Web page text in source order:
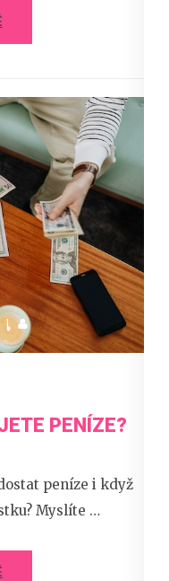
PENÍZE?
peníze i když
Myslíte …